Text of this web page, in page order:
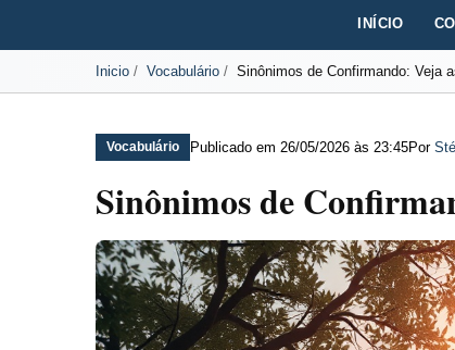
INÍCIO
Inicio Vocabulário Sinônimos de Confirmando: Veja
Vocabulário Publicado em 26/05/2026 às 23:45Por
Sinônimos de